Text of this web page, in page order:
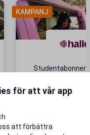
KAMPANJ
+ 20 GB
för att vår app
att förbättra